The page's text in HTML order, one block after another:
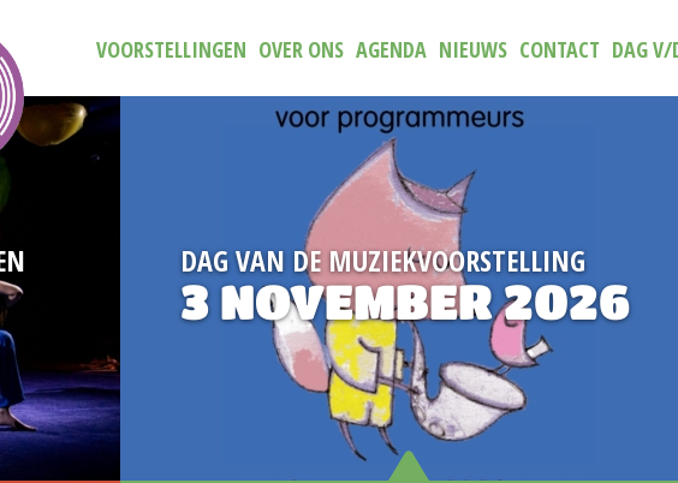
VOORSTELLINGEN OVER ONS AGENDA NIEUWS CONTACT DAG
DE MUZIEKVOORSTELLING
2026
NIEUW
AAN